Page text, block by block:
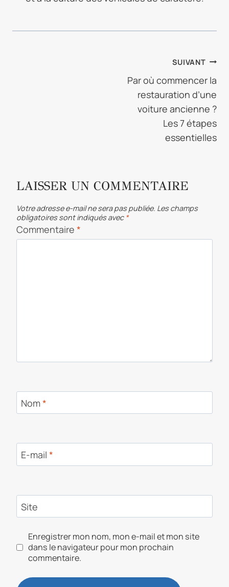
SUIVANT
Par où commencer la
restauration d’une
voiture ancienne ?
Les 7 étapes
essentielles
LAISSER UN COMMENTAIRE
Votre adresse e-mail ne sera pas publiée. Les champs
obligatoires sont indiqués avec *
Commentaire *
Nom*
E-mail *
Site
Enregistrer mon nom, mon e-mail et mon site
dans le navigateur pour mon prochain
commentaire.